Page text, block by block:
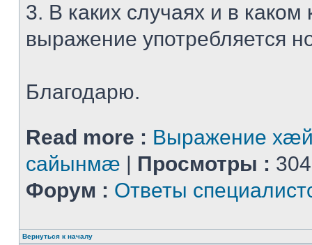
3. В каких случаях и в каком
выражение употребляется
Благодарю.
Read more : Выражение
сайынмæ | Просмотры :
Форум : Ответы
Вернуться к началу